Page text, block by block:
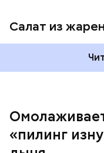
Салат из
«пилинг
кремний —
ногти и
клетчатка —
излишки
А врач-
что существует